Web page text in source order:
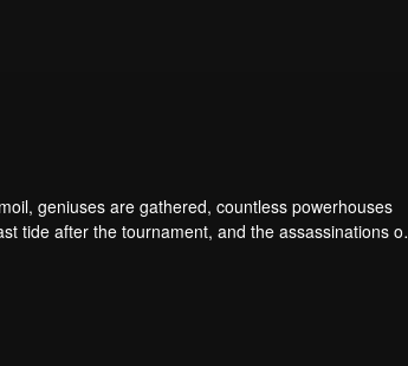
geniuses are gathered, countless powerhouses
tide after the tournament, and the assassinations of
Evolution Sect. Let's see how Chu Xingyun is